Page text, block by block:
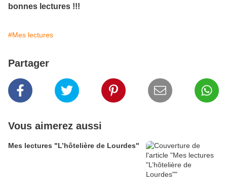
bonnes lectures !!!
#Mes lectures
Partager
Vous aimerez aussi
Mes lectures "L’hôtelière de Lourdes"